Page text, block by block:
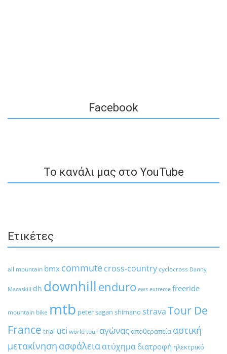
Facebook
To κανάλι μας στο YouTube
Ετικέτες
all mountain bmx commutecross-countrycyclocross Danny
Macaskill dh downhill enduro ews extreme freeride
mountain bike mtb peter sagan shimano stravaTour De
France trial uci world tour αγώναςαποθεραπεία αστική
μετακίνηση ασφάλειαατύχημα διατροφή ηλεκτρικό